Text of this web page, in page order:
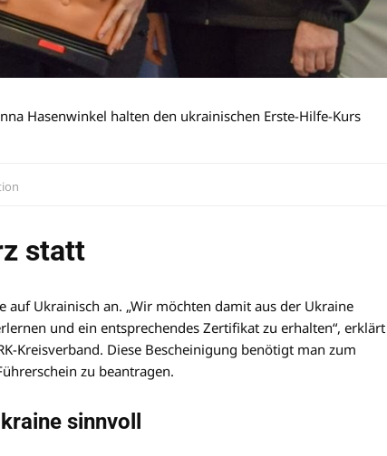
Hasenwinkel halten den ukrainischen Erste-Hilfe-Kurs
statt
auf Ukrainisch an. „Wir möchten damit aus der Ukraine
und ein entsprechendes Zertifikat zu erhalten“, erklärt
Kreisverband. Diese Bescheinigung benötigt man zum
zu beantragen.
sinnvoll